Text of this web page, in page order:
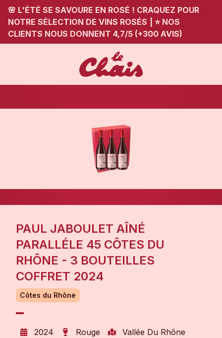
🌸 L'ÉTÉ SE SAVOURE EN ROSÉ ! CRAQUEZ POUR
NOTRE SÉLECTION DE VINS ROSÉS
⭐ NOS
CLIENTS NOUS DONNENT 4,7/5 (+300 AVIS)
PAUL JABOULET AÎNÉ
PARALLÉLE 45 CÔTES DU
RHÔNE - 3 BOUTEILLES
COFFRET 2024
Côtes du Rhône
2024 Rouge Vallée Du Rhône